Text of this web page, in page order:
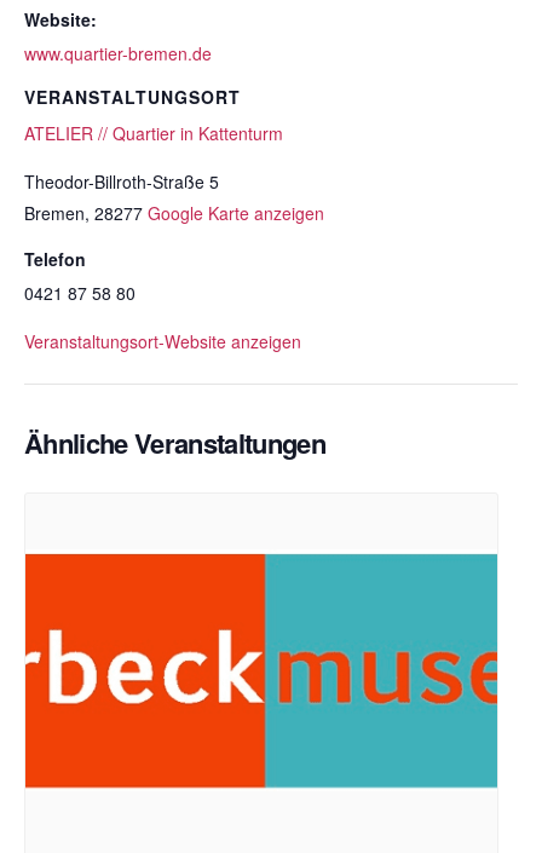
Website:
www.quartier-bremen.de
VERANSTALTUNGSORT
ATELIER // Quartier in Kattenturm
Theodor-Billroth-Straße 5
Bremen, 28277 Google Karte anzeigen
Telefon
0421 87 58 80
Veranstaltungsort-Website anzeigen
Ähnliche Veranstaltungen